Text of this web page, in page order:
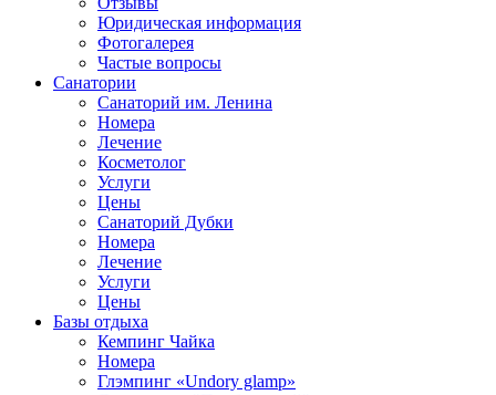
Юридическая информация
Фотогалерея
Частые вопросы
Санатории
Санаторий им. Ленина
Номера
Лечение
Косметолог
Услуги
Цены
Санаторий Дубки
Номера
Лечение
Услуги
Цены
Базы отдыха
Кемпинг Чайка
Номера
Глэмпинг «Undory glamp»